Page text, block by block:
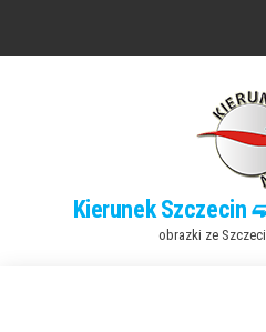
Kierunek Szczecin
obrazki ze